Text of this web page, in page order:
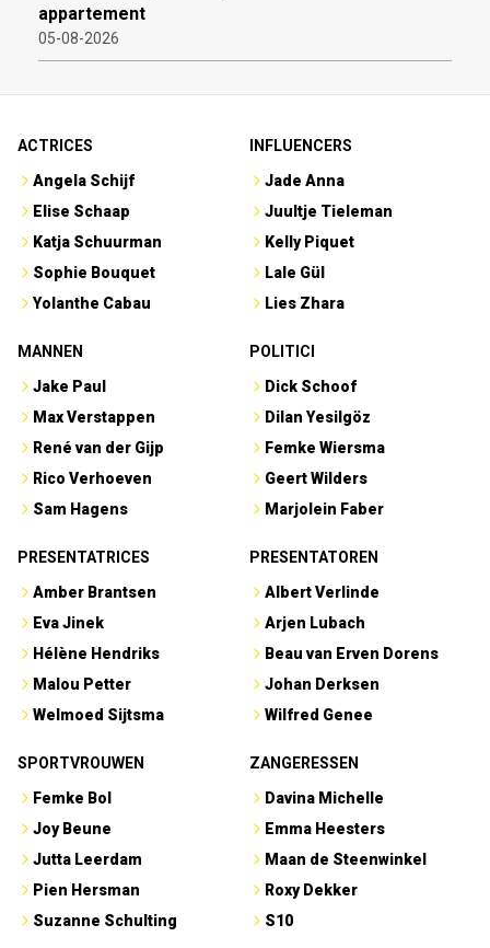
appartement
05-08-2026
ACTRICES
Angela Schijf
Elise Schaap
Katja Schuurman
Sophie Bouquet
Yolanthe Cabau
INFLUENCERS
Jade Anna
Juultje Tieleman
Kelly Piquet
Lale Gül
Lies Zhara
MANNEN
Jake Paul
Max Verstappen
René van der Gijp
Rico Verhoeven
Sam Hagens
POLITICI
Dick Schoof
Dilan Yesilgöz
Femke Wiersma
Geert Wilders
Marjolein Faber
PRESENTATRICES
Amber Brantsen
Eva Jinek
Hélène Hendriks
Malou Petter
Welmoed Sijtsma
PRESENTATOREN
Albert Verlinde
Arjen Lubach
Beau van Erven Dorens
Johan Derksen
Wilfred Genee
SPORTVROUWEN
Femke Bol
Joy Beune
Jutta Leerdam
Pien Hersman
Suzanne Schulting
ZANGERESSEN
Davina Michelle
Emma Heesters
Maan de Steenwinkel
Roxy Dekker
S10